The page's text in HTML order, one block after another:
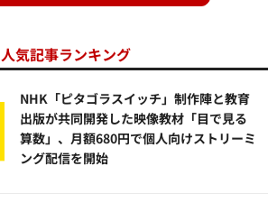
人気記事ランキング
NHK「ピタゴラスイッチ」制作陣と教育
出版が共同開発した映像教材「目で見る
算数」、月額680円で個人向けストリーミ
ング配信を開始